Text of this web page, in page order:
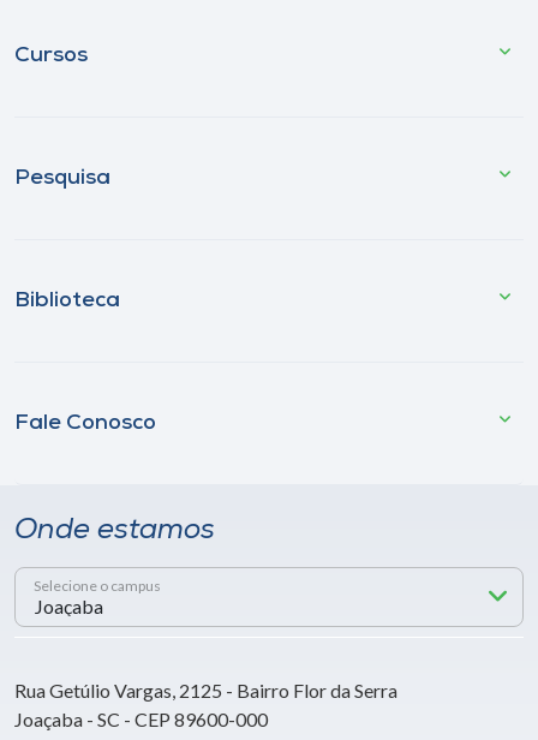
Cursos
Pesquisa
Biblioteca
Fale Conosco
Onde estamos
Selecione o campus
Rua Getúlio Vargas, 2125 - Bairro Flor da Serra
Joaçaba - SC - CEP 89600-000